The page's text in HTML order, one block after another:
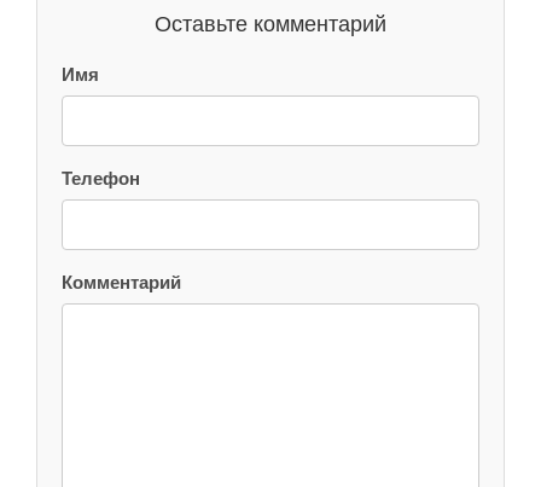
Оставьте комментарий
Имя
Телефон
Комментарий